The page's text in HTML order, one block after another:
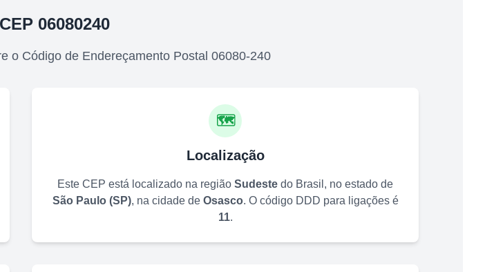
06080240
o Código de Endereçamento Postal 06080-240
🗺️
Localização
Este CEP está localizado na região Sudeste do Brasil, no estado de
São Paulo(SP), na cidade de Osasco. O código DDD para ligações é
11.